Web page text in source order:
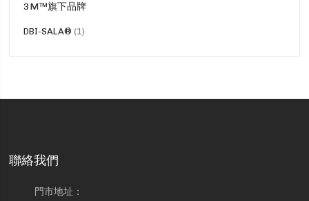
3M™旗下品牌
DBI-SALA® 1貨
聯絡我們
門市地址：